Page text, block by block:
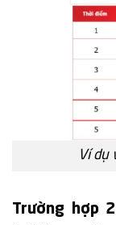
Ví dụ
Trường hợp